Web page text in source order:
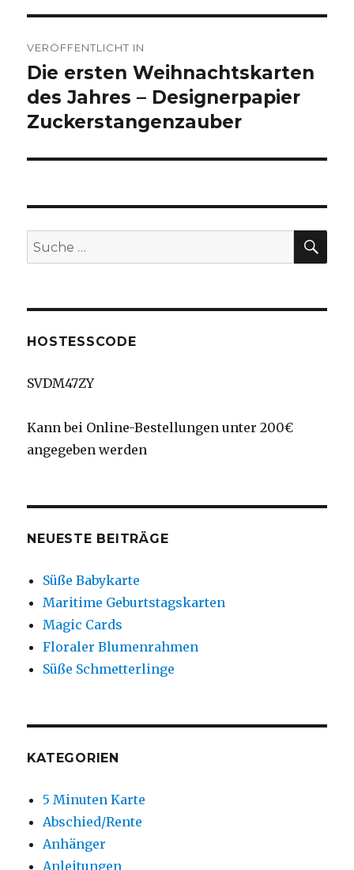
VERÖFFENTLICHT IN
Die ersten Weihnachtskarten
des Jahres – Designerpapier
Zuckerstangenzauber
Suche
nach:
HOSTESSCODE
SVDM47ZY
Kann bei Online-Bestellungen unter 200€
angegeben werden
NEUESTE BEITRÄGE
Süße Babykarte
Maritime Geburtstagskarten
Magic Cards
Floraler Blumenrahmen
Süße Schmetterlinge
KATEGORIEN
5 Minuten Karte
Abschied/Rente
Anhänger
Anleitungen